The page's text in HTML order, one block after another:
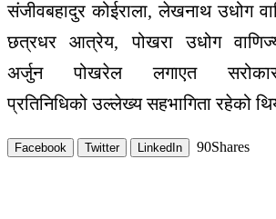
संजीवबहादुर कोईराला,लेखनाथ उधोग
छत्रधर
आत्रेय,पोखरा उधोग
अर्जुनपोखरेललगाएत
प्रतिनिधिकोउल्लेख्य सहभागिता रहेको
Facebook Twitter LinkedIn 90Shares